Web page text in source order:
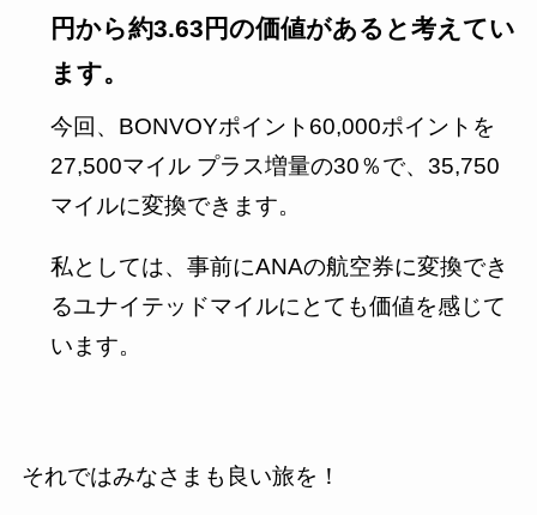
円から約3.63円の価値があると考えてい
ます。
今回、BONVOYポイント60,000ポイントを
27,500マイル プラス増量の30％で、35,750
マイルに変換できます。
私としては、事前にANAの航空券に変換でき
るユナイテッドマイルにとても価値を感じて
います。
それではみなさまも良い旅を！